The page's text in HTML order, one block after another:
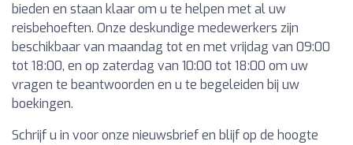
bieden en staan klaar om u te helpen met al uw
reisbehoeften. Onze deskundige medewerkers zijn
beschikbaar van maandag tot en met vrijdag van 09:00
tot 18:00, en op zaterdag van 10:00 tot 18:00 om uw
vragen te beantwoorden en u te begeleiden bij uw
boekingen.
Schrijf u in voor onze nieuwsbrief en blijf op de hoogte